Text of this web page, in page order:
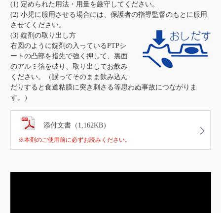
(1) 定められた用法・用量を厳守してください。
(2) 小児に服用させる場合には、保護者の指導監督のもとに服用
させてください。
(3) 錠剤の取り出し方
右図のように錠剤の入っているPTPシ
ートの凸部を指先で強く押して、裏面
のアルミ箔を破り、取り出してお飲み
ください。（誤ってそのまま飲み込ん
だりすると食道粘膜に突き刺さる等思わぬ事故につながりま
す。）
添付文書（1,162KB）
※本剤のご使用前に必ずお読みください。